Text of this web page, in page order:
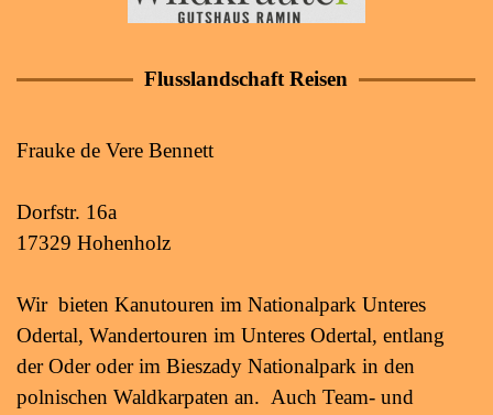
Flusslandschaft Reisen
Frauke de Vere Bennett
Dorfstr. 16a
17329 Hohenholz
Wir bieten Kanutouren im Nationalpark Unteres
Odertal, Wandertouren im Unteres Odertal, entlang
der Oder oder im Bieszady Nationalpark in den
polnischen Waldkarpaten an. Auch Team- und